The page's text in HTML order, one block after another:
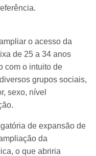
o acesso da
de 25 a 34 anos
com o intuito de
grupos sociais,
sexo, nível
de expansão de
da
o que abriria